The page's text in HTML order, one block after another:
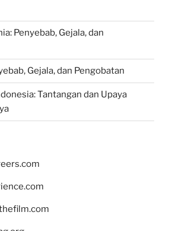
Penyebab, Gejala, dan
Gejala, dan Pengobatan
Tantangan dan Upaya